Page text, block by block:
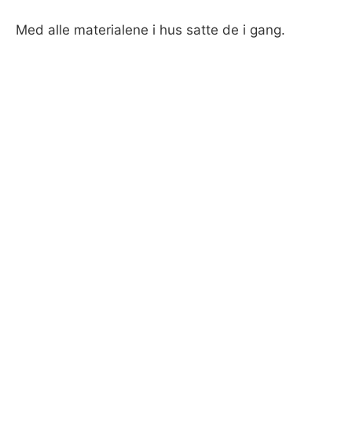
Med alle materialene i hus satte de i gang.